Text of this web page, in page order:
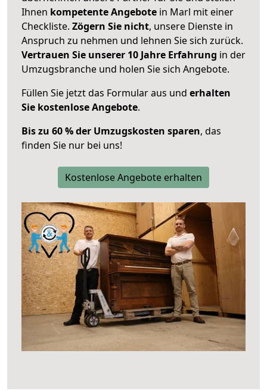
Ihnen kompetente Angebote in Marl mit einer
Checkliste. Zögern Sie nicht, unsere Dienste in
Anspruch zu nehmen und lehnen Sie sich zurück.
Vertrauen Sie unserer 10 Jahre Erfahrung in der
Umzugsbranche und holen Sie sich Angebote.
Füllen Sie jetzt das Formular aus und erhalten
Sie kostenlose Angebote.
Bis zu 60 % der Umzugskosten sparen, das
finden Sie nur bei uns!
Kostenlose Angebote erhalten